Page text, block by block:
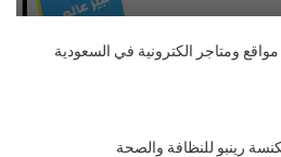
ومتاجر الكترونية في السعودية
رينبو للنظافة والصحة